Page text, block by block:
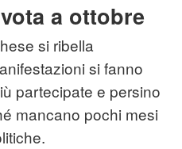
a ottobre
si ribella
si fanno
partecipate e persino
mancano pochi mesi